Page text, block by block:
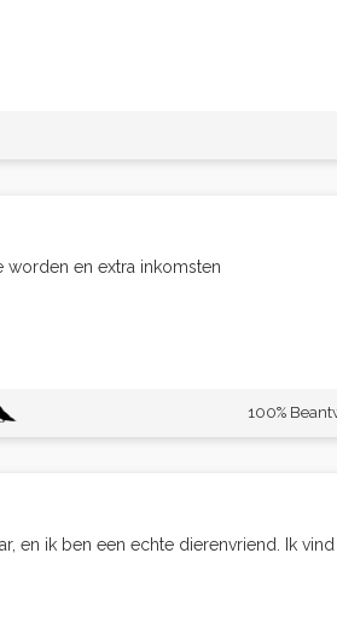
worden en extra inkomsten
100%
en ik ben een echte dierenvriend. Ik